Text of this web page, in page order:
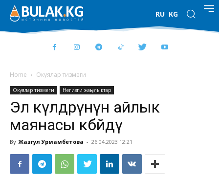
RU KG
Home Окуялар тизмеги
Окуялар тизмеги Негизги жаңылыктар
Эл өкүлдөрүнүн айлык
маянасы көбөйдү
By Жазгул Урмамбетова - 26.04.2023 12:21